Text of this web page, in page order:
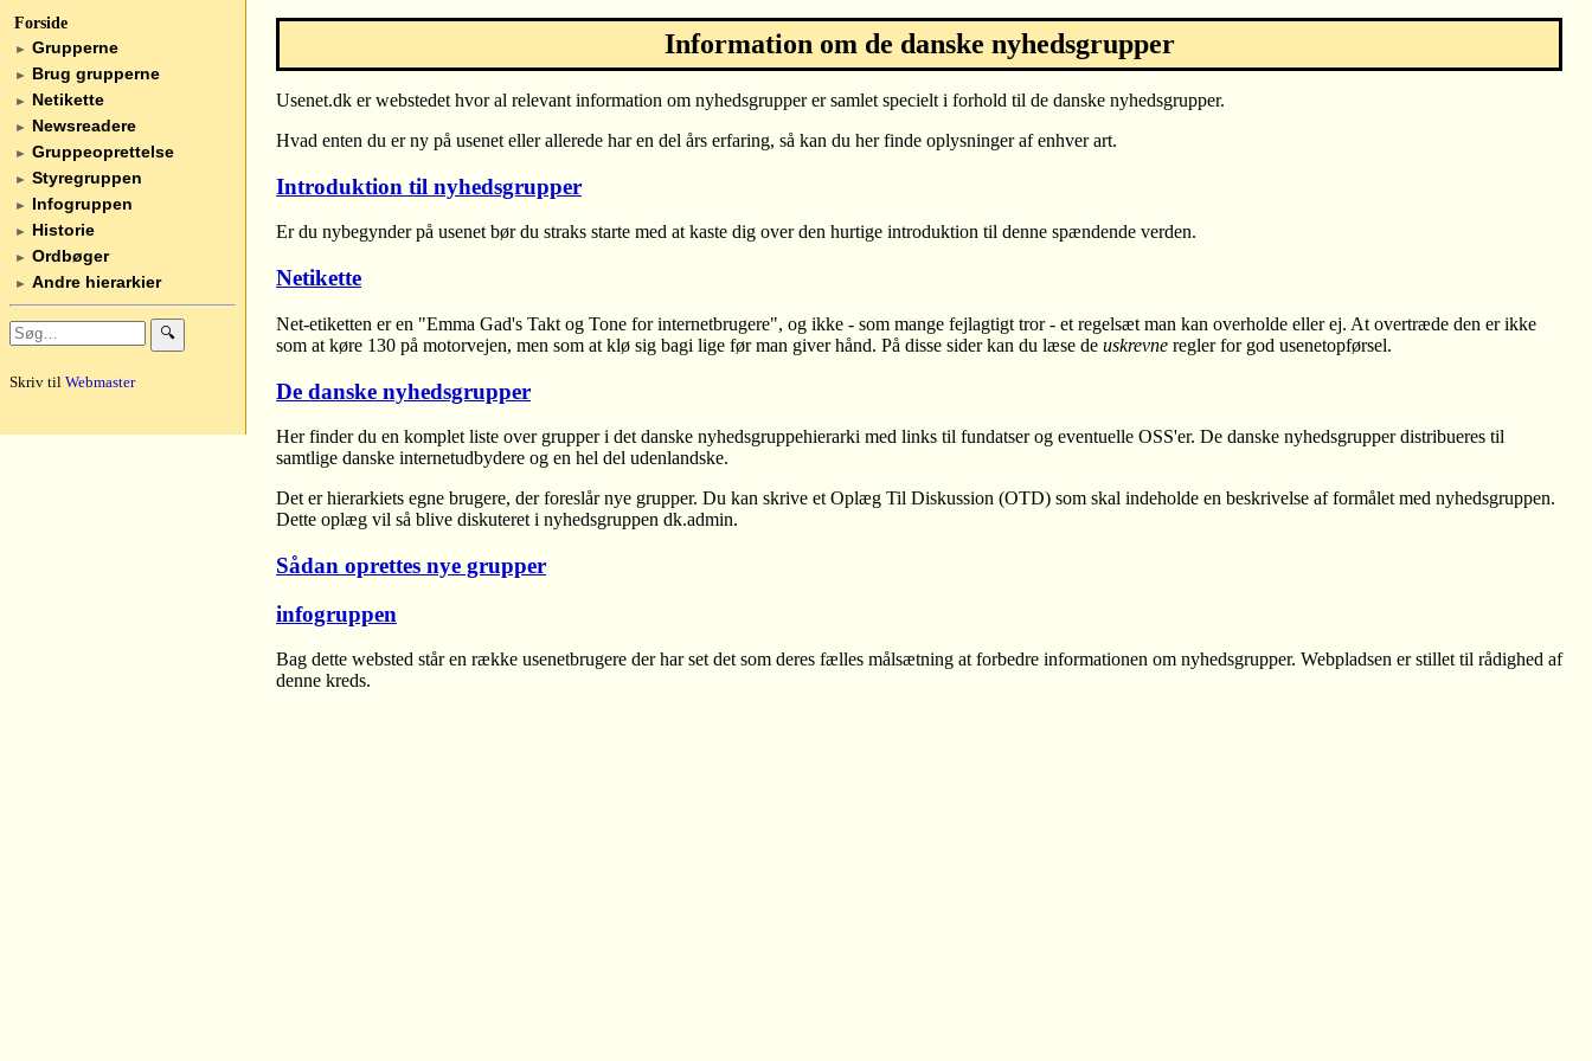
Forside
► Grupperne
► Brug grupperne
► Netikette
► Newsreadere
► Gruppeoprettelse
► Styregruppen
► Infogruppen
► Historie
► Ordbøger
► Andre hierarkier
🔍
Skriv til Webmaster
Information om de danske nyhedsgrupper
Usenet.dk er webstedet hvor al relevant information om nyhedsgrupper er samlet specielt i forhold til de danske nyhedsgrupper.
Hvad enten du er ny på usenet eller allerede har en del års erfaring, så kan du her finde oplysninger af enhver art.
Introduktion til nyhedsgrupper
Er du nybegynder på usenet bør du straks starte med at kaste dig over den hurtige introduktion til denne spændende verden.
Netikette
Net-etiketten er en "Emma Gad's Takt og Tone for internetbrugere", og ikke - som mange fejlagtigt tror - et regelsæt man kan overholde eller ej. At overtræde den er ikke
som at køre 130 på motorvejen, men som at klø sig bagi lige før man giver hånd. På disse sider kan du læse de uskrevne regler for god usenetopførsel.
De danske nyhedsgrupper
Her finder du en komplet liste over grupper i det danske nyhedsgruppehierarki med links til fundatser og eventuelle OSS'er. De danske nyhedsgrupper distribueres til
samtlige danske internetudbydere og en hel del udenlandske.
Det er hierarkiets egne brugere, der foreslår nye grupper. Du kan skrive et Oplæg Til Diskussion (OTD) som skal indeholde en beskrivelse af formålet med nyhedsgruppen.
Dette oplæg vil så blive diskuteret i nyhedsgruppen dk.admin.
Sådan oprettes nye grupper
infogruppen
Bag dette websted står en række usenetbrugere der har set det som deres fælles målsætning at forbedre informationen om nyhedsgrupper. Webpladsen er stillet til rådighed af
denne kreds.